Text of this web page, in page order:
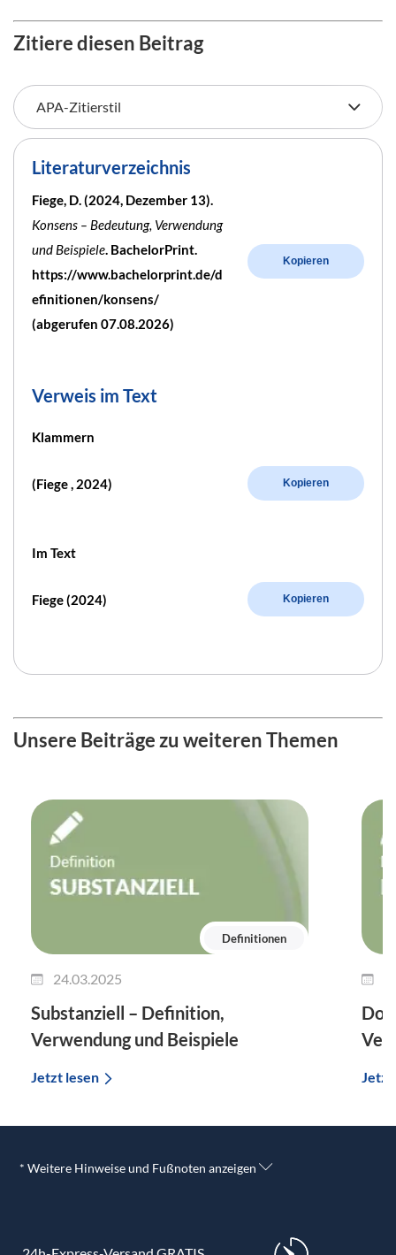
Zitiere diesen Beitrag
Literaturverzeichnis
Fiege, D. (2024, Dezember 13).
Konsens – Bedeutung, Verwendung
und Beispiele. BachelorPrint.
https://www.bachelorprint.de/d
efinitionen/konsens/
(abgerufen 07.08.2026)
Kopieren
Verweis im Text
Klammern
(Fiege , 2024) Kopieren
Im Text
Fiege (2024) Kopieren
Unsere Beiträge zu weiteren Themen
Definitionen
24.03.2025
Substanziell – Definition,
Verwendung und Beispiele
Jetzt lesen
* Weitere Hinweise und Fußnoten anzeigen